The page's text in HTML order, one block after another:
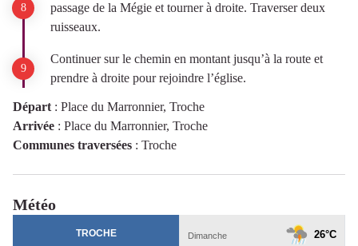
passage de la Mégie et tourner à droite. Traverser deux
ruisseaux.
Continuer sur le chemin en montant jusqu’à la route et
prendre à droite pour rejoindre l’église.
Départ : Place du Marronnier, Troche
Arrivée : Place du Marronnier, Troche
Communes traversées : Troche
Météo